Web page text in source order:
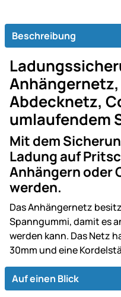
Beschreibung
Abdecknetz,
umlaufendem
Mit dem
Ladung auf
Anhängern oder
werden.
Das Anhängernetz
Spanngummi, damit es
werden kann. Das Netz
30mm und eine
Auf einen Blick